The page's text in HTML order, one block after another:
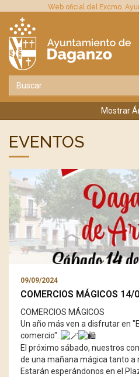
Web oficial del Excmo.
Mostrar
EVENTOS
09/09/2024
COMERCIOS MÁGICOS
COMERCIOS MÁGICOS
Un año más ven a disfrutar en
comercio".
El próximo sábado, nuestros
de una mañana mágica tanto a
Estarán esperándonos en el